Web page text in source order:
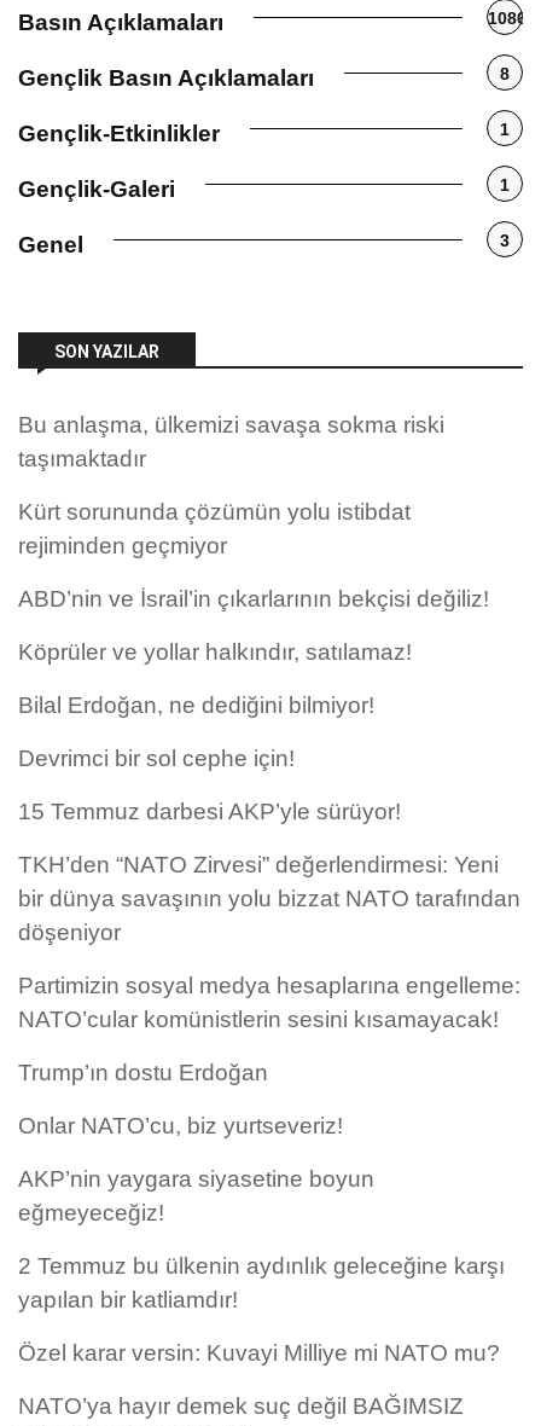
Basın Açıklamaları 1086
Gençlik Basın Açıklamaları 8
Gençlik-Etkinlikler 1
Gençlik-Galeri 1
Genel 3
SON YAZILAR
Bu anlaşma, ülkemizi savaşa sokma riski
taşımaktadır
Kürt sorununda çözümün yolu istibdat
rejiminden geçmiyor
ABD’nin ve İsrail’in çıkarlarının bekçisi değiliz!
Köprüler ve yollar halkındır, satılamaz!
Bilal Erdoğan, ne dediğini bilmiyor!
Devrimci bir sol cephe için!
15 Temmuz darbesi AKP’yle sürüyor!
TKH’den “NATO Zirvesi” değerlendirmesi: Yeni
bir dünya savaşının yolu bizzat NATO tarafından
döşeniyor
Partimizin sosyal medya hesaplarına engelleme:
NATO’cular komünistlerin sesini kısamayacak!
Trump’ın dostu Erdoğan
Onlar NATO’cu, biz yurtseveriz!
AKP’nin yaygara siyasetine boyun
eğmeyeceğiz!
2 Temmuz bu ülkenin aydınlık geleceğine karşı
yapılan bir katliamdır!
Özel karar versin: Kuvayi Milliye mi NATO mu?
NATO’ya hayır demek suç değil BAĞIMSIZ